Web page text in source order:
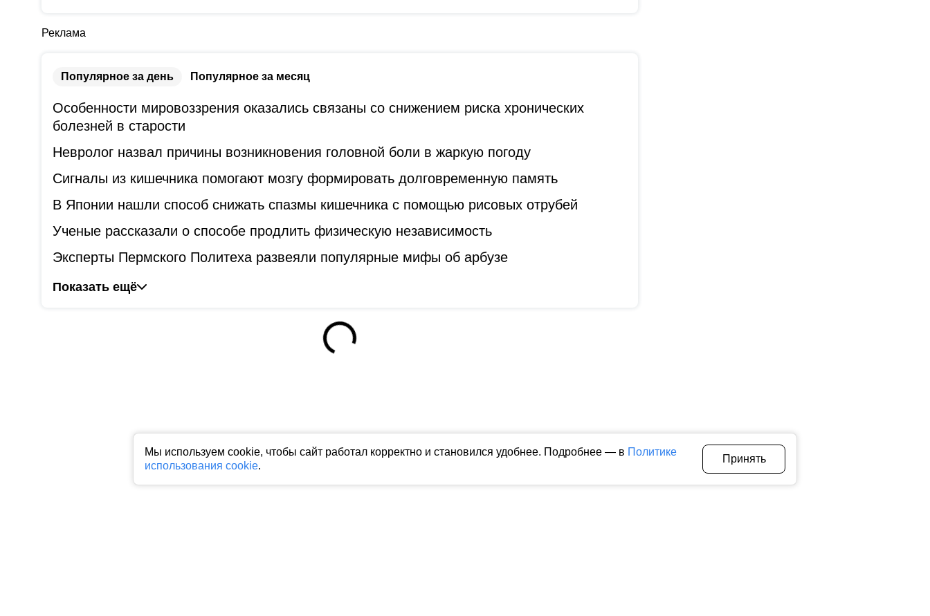
Мы используем cookie, чтобы сайт работал корректно и становился удобнее. Подробнее — в Политике
использования cookie.
Принять
Реклама
Популярное за день Популярное за месяц
Особенности мировоззрения оказались связаны со снижением риска хронических
болезней в старости
Невролог назвал причины возникновения головной боли в жаркую погоду
Сигналы из кишечника помогают мозгу формировать долговременную память
В Японии нашли способ снижать спазмы кишечника с помощью рисовых отрубей
Ученые рассказали о способе продлить физическую независимость
Эксперты Пермского Политеха развеяли популярные мифы об арбузе
Показать ещё